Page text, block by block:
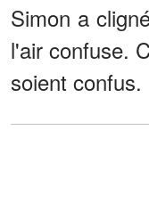
Simon a
l'air confuse.
soient confus.